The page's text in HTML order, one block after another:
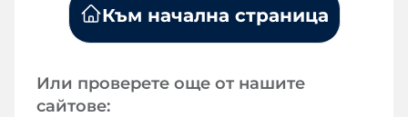
Към начална страница
Или проверете още от нашите
сайтове: